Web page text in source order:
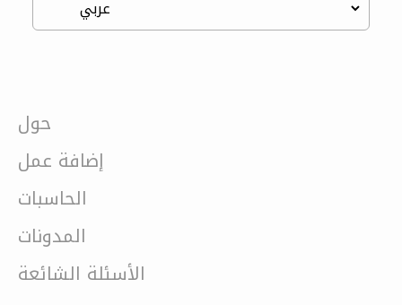
حول
إضافة عمل
الحاسبات
المدونات
الأسئلة الشائعة